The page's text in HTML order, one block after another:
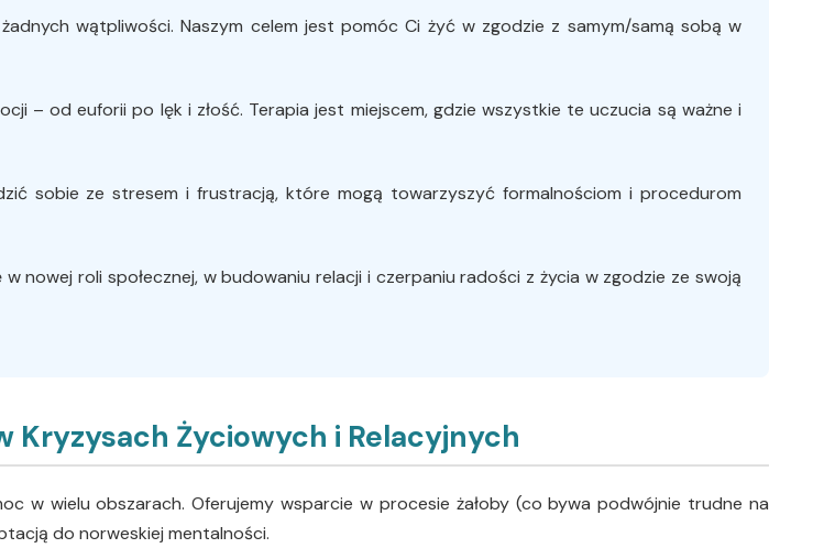
wątpliwości. Naszym celem jest pomóc Ci żyć w zgodzie z samym/samą sobą w
– od euforii po lęk i złość. Terapia jest miejscem, gdzie wszystkie te uczucia są ważne i
sobie ze stresem i frustracją, które mogą towarzyszyć formalnościom i procedurom
nowej roli społecznej, w budowaniu relacji i czerpaniu radości z życia w zgodzie ze swoją
Kryzysach Życiowych i Relacyjnych
w wielu obszarach. Oferujemy wsparcie w procesie żałoby (co bywa podwójnie trudne na
do norweskiej mentalności.